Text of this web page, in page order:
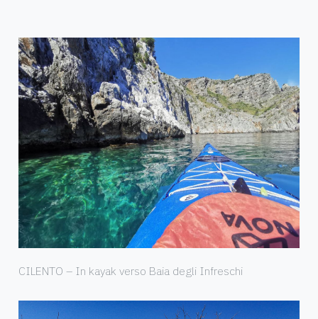
CILENTO – In kayak verso Baia degli Infreschi